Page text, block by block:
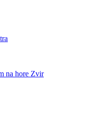
na hore Zvir